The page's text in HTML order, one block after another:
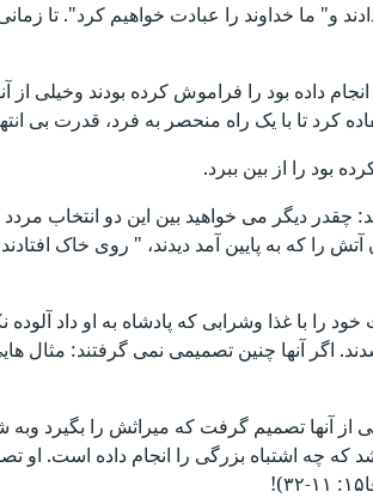
ما خداوند را عبادت خواهیم کرد". تا زمانی
داده بود را فراموش کرده بودند وخیلی از
کرد تا با یک راه منحصر به فرد، قدرت بی
بود را از بین ببرد.
دیگر می خواهید بین این دو انتخاب مردد
را که به پایین آمد دیدند، " روی خاک
اگر آنها چنین تصمیمی نمی گرفتند: مثال
آنها تصمیم گرفت که میراثش را بگیرد وبه
که چه اشتباه بزرگی را انجام داده است.